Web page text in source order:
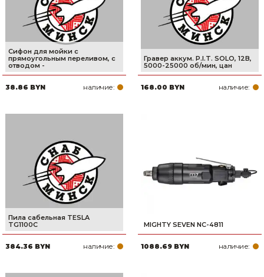
Сифон для мойки с
прямоугольным переливом, с
отводом -
38.86 BYN наличие:
Гравер аккум. P.I.T. SOLO, 12В,
5000-25000 об/мин, цан
168.00 BYN наличие:
Пила сабельная TESLA
TG1100C
384.36 BYN наличие:
MIGHTY SEVEN NC-4811
1088.69 BYN наличие: